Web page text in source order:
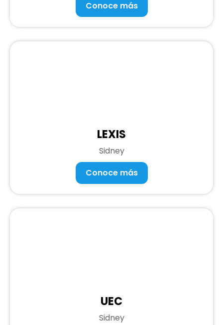
Conoce más
LEXIS
Sidney
Conoce más
UEC
Sidney